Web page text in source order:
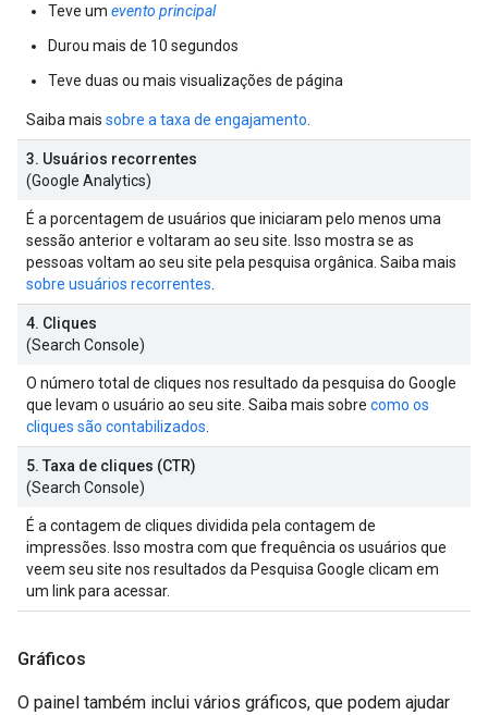
Teve um evento principal
Durou mais de 10 segundos
Teve duas ou mais visualizações de página
Saiba mais sobre a taxa de engajamento
3. Usuários recorrentes
(Google Analytics)
É a porcentagem de usuários que iniciaram pelo menos uma
sessão anterior e voltaram ao seu site. Isso mostra se as
pessoas voltam ao seu site pela pesquisa orgânica. Saiba mais
sobre usuários recorrentes
4. Cliques
(Search Console)
O número total de cliques nos resultado da pesquisa do Google
que levam o usuário ao seu site. Saiba mais sobre como os
cliques são contabilizados
5. Taxa de cliques (CTR)
(Search Console)
É a contagem de cliques dividida pela contagem de
impressões. Isso mostra com que frequência os usuários que
veem seu site nos resultados da Pesquisa Google clicam em
um link para acessar.
Gráficos
O painel também inclui vários gráficos, que podem ajudar